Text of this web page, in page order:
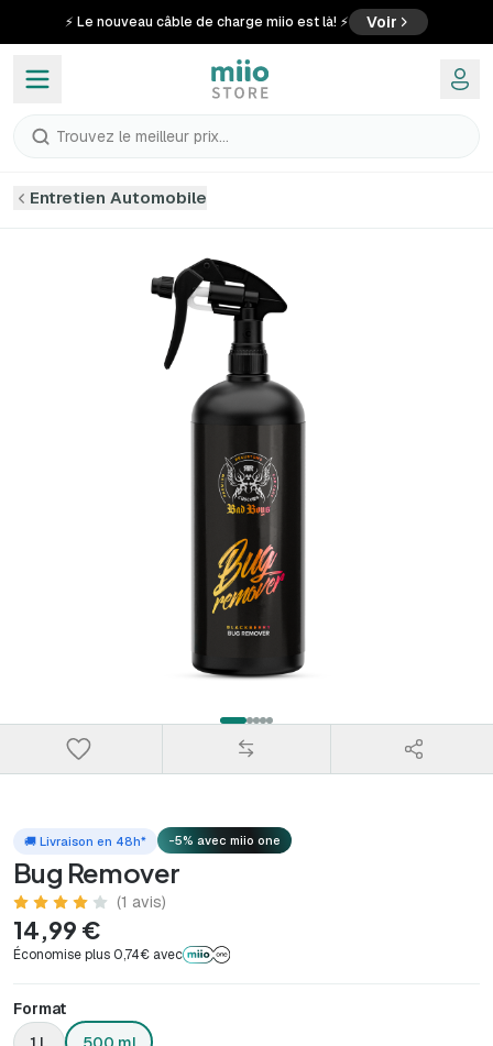
⚡ Le nouveau câble de charge miio est là! ⚡ Voir
Trouvez le meilleur prix...
Entretien Automobile
🚚 Livraison en 48h* -5% avec miio one
Bug Remover
(1 avis)
14,99 €
Économise plus 0,74€ avec
Format